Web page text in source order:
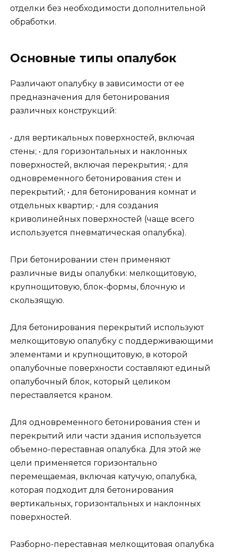
отделки без необходимости дополнительной
обработки.
Основные типы опалубок
Различают опалубку в зависимости от ее
предназначения для бетонирования
различных конструкций:
• для вертикальных поверхностей, включая
стены; • для горизонтальных и наклонных
поверхностей, включая перекрытия; • для
одновременного бетонирования стен и
перекрытий; • для бетонирования комнат и
отдельных квартир; • для создания
криволинейных поверхностей (чаще всего
используется пневматическая опалубка).
При бетонировании стен применяют
различные виды опалубки: мелкощитовую,
крупнощитовую, блок-формы, блочную и
скользящую.
Для бетонирования перекрытий используют
мелкощитовую опалубку с поддерживающими
элементами и крупнощитовую, в которой
опалубочные поверхности составляют единый
опалубочный блок, который целиком
переставляется краном.
Для одновременного бетонирования стен и
перекрытий или части здания используется
объемно-переставная опалубка. Для этой же
цели применяется горизонтально
перемещаемая, включая катучую, опалубка,
которая подходит для бетонирования
вертикальных, горизонтальных и наклонных
поверхностей.
Разборно-переставная мелкощитовая опалубка